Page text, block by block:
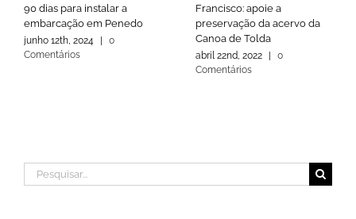
90 dias para instalar a
embarcação em Penedo
junho 12th, 2024 |
0
Comentários
Francisco: apoie a
preservação da acervo da
Canoa de Tolda
abril 22nd, 2022 |
0
Comentários
Buscar
resultados